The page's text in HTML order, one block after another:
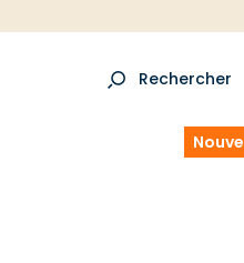
Rechercher